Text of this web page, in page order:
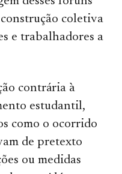
coletiva
e trabalhadores a
contrária à
estudantil,
como o ocorrido
de pretexto
ou medidas